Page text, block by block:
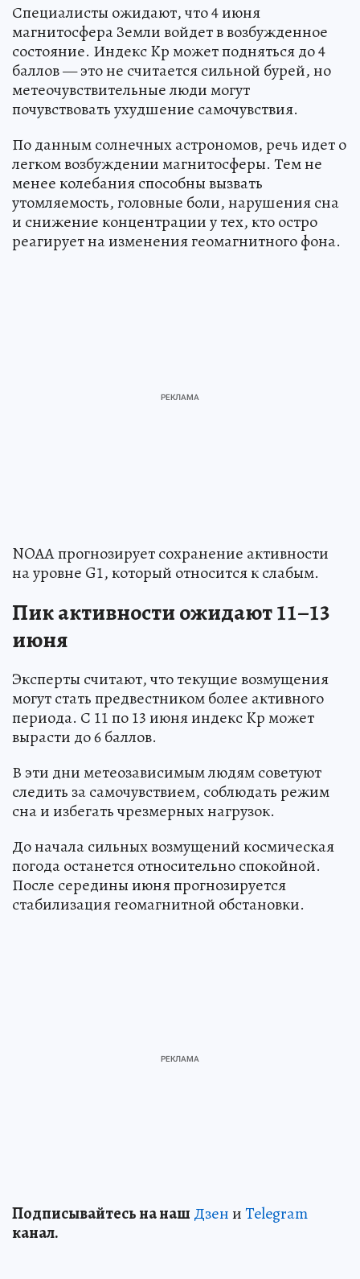
Специалисты ожидают, что 4 июня
магнитосфера Земли войдет в возбужденное
состояние. Индекс Kp может подняться до 4
баллов — это не считается сильной бурей, но
метеочувствительные люди могут
почувствовать ухудшение самочувствия.
По данным солнечных астрономов, речь идет о
легком возбуждении магнитосферы. Тем не
менее колебания способны вызвать
утомляемость, головные боли, нарушения сна
и снижение концентрации у тех, кто остро
реагирует на изменения геомагнитного фона.
NOAA прогнозирует сохранение активности
на уровне G1, который относится к слабым.
Пик активности ожидают 11–13
июня
Эксперты считают, что текущие возмущения
могут стать предвестником более активного
периода. С 11 по 13 июня индекс Kp может
вырасти до 6 баллов.
В эти дни метеозависимым людям советуют
следить за самочувствием, соблюдать режим
сна и избегать чрезмерных нагрузок.
До начала сильных возмущений космическая
погода останется относительно спокойной.
После середины июня прогнозируется
стабилизация геомагнитной обстановки.
Подписывайтесь на наш ДзениTelegram
канал.